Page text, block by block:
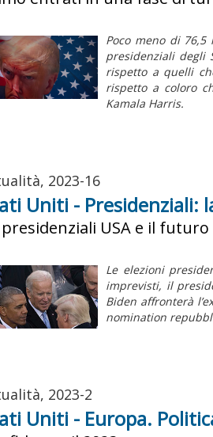
Poco meno di
presidenziali degli
rispetto a quelli
rispetto a coloro
Kamala Harris.
2023-16
Uniti - Presidenziali:
presidenziali USA e il
Le elezioni
imprevisti, il
Biden affronterà
nomination
2023-2
Uniti - Europa.